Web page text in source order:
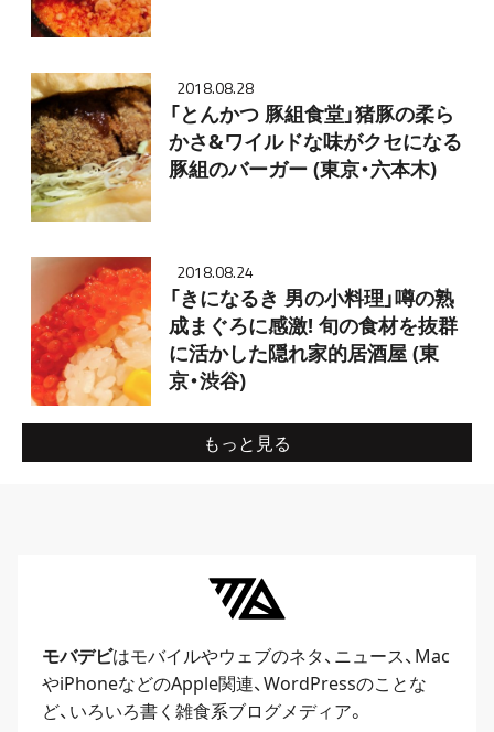
2018.08.28
「とんかつ 豚組食堂」猪豚の柔ら
かさ&ワイルドな味がクセになる
豚組のバーガー (東京・六本木)
2018.08.24
「きになるき 男の小料理」噂の熟
成まぐろに感激! 旬の食材を抜群
に活かした隠れ家的居酒屋 (東
京・渋谷)
もっと見る
モバデビはモバイルやウェブのネタ、 ニュース、 Mac
やiPhoneなどのApple関連、WordPressのことな
ど、いろいろ書く雑食系ブログメディア。